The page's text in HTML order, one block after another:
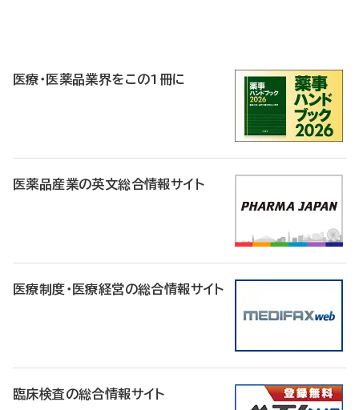
医療・医薬品業界をこの1冊に
医薬品産業の英文総合情報サイト
医療制度・医療経営の総合情報サイト
臨床検査の総合情報サイト